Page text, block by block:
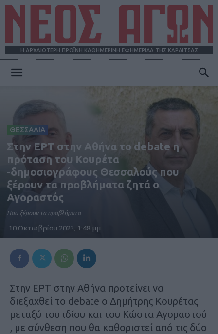
Η ΑΡΧΑΙΟΤΕΡΗ ΠΡΩΪΝΗ ΚΑΘΗΜΕΡΙΝΗ ΕΦΗΜΕΡΙΔΑ ΤΗΣ ΚΑΡΔΙΤΣΑΣ
ΘΕΣΣΑΛΙΑ
Στην ΕΡΤ στην Αθήνα το debate η
πρόταση του Κουρέτα
-δημοσιογράφους Θεσσαλούς που
ξέρουν τα προβλήματα ζητά ο
Αγοραστός
Που ξέρουν τα προβλήματα
10 Οκτωβρίου 2023, 1:48 μμ
Στην ΕΡΤ στην Αθήνα προτείνει να
διεξαχθεί το debate ο Δημήτρης Κουρέτας
μεταξύ του ιδίου και του Κώστα Αγοραστού
, με σύνθεση που θα καθοριστεί από τις δύο